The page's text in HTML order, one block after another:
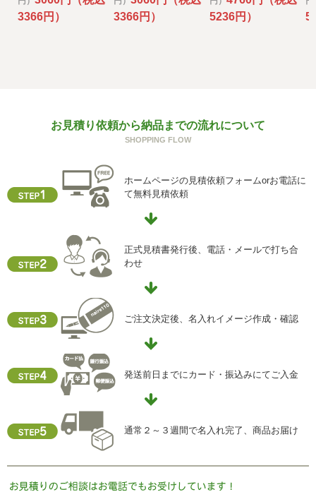
その場合には、当社において最善の考慮を行います。
ご本人からの求めにより、当社が保有する保有個人データ
に関する開示、利用目的の通知、内容の訂正・追加または
供記録の開示(以下、開示等という)に応じます。
開示等に応ずる窓口は、下記「当社の個人情報の取扱いに
関する苦情、相談等の問合せ先」を参照してください。
クッキーやウェブビーコン等を用いるなどして、本人が容
易に認識できない方法による個人情報の取得を行っており
ません。
i) 個人情報保護方針
当社ホームページの個人情報保護方針をご覧下さい
住所 ：大阪市中央区瓦屋町2-13-5
TEL ： 06-6763-5415
FAX ： 06-6763-0829
3366円）
3366円）
5236円）
お見積り依頼から納品までの流れについて
SHOPPING FLOW
ホームページの見積依頼フォームorお電話に
て無料見積依頼
正式見積書発行後、電話・メールで打ち合
わせ
ご注文決定後、名入れイメージ作成・確認
発送前日までにカード・振込みにてご入金
通常２～３週間で名入れ完了、商品お届け